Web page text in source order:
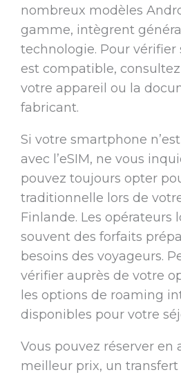
nombreux modèles
gamme, intègrent
technologie. Pour
est compatible,
votre appareil ou la
fabricant.
Si votre smartphone
avec l’eSIM, ne vous
pouvez toujours opter
traditionnelle lors de
Finlande. Les opérateurs
souvent des forfaits
besoins des voyageurs.
vérifier auprès de votre
les options de roaming
disponibles pour votre
Vous pouvez réserver en
meilleur prix, un transfert